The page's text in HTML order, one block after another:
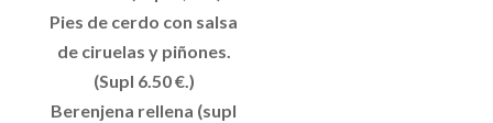
Pies de cerdo con salsa
de ciruelas y piñones.
(Supl 6.50 €.)
Berenjena rellena (supl